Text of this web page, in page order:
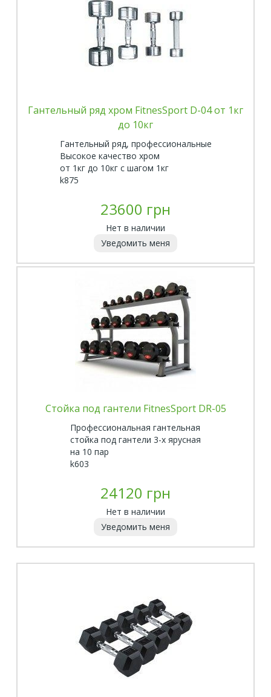
Гантельный ряд хром FitnesSport D-04 от 1кг
до 10кг
Гантельный ряд, профессиональные
Высокое качество хром
от 1кг до 10кг с шагом 1кг
k875
23600 грн
Нет в наличии
Уведомить меня
Стойка под гантели FitnesSport DR-05
Профессиональная гантельная
стойка под гантели 3-х ярусная
на 10 пар
k603
24120 грн
Нет в наличии
Уведомить меня